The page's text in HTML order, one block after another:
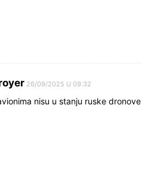
26/09/2025 U 09:32
nisu u stanju ruske dronove